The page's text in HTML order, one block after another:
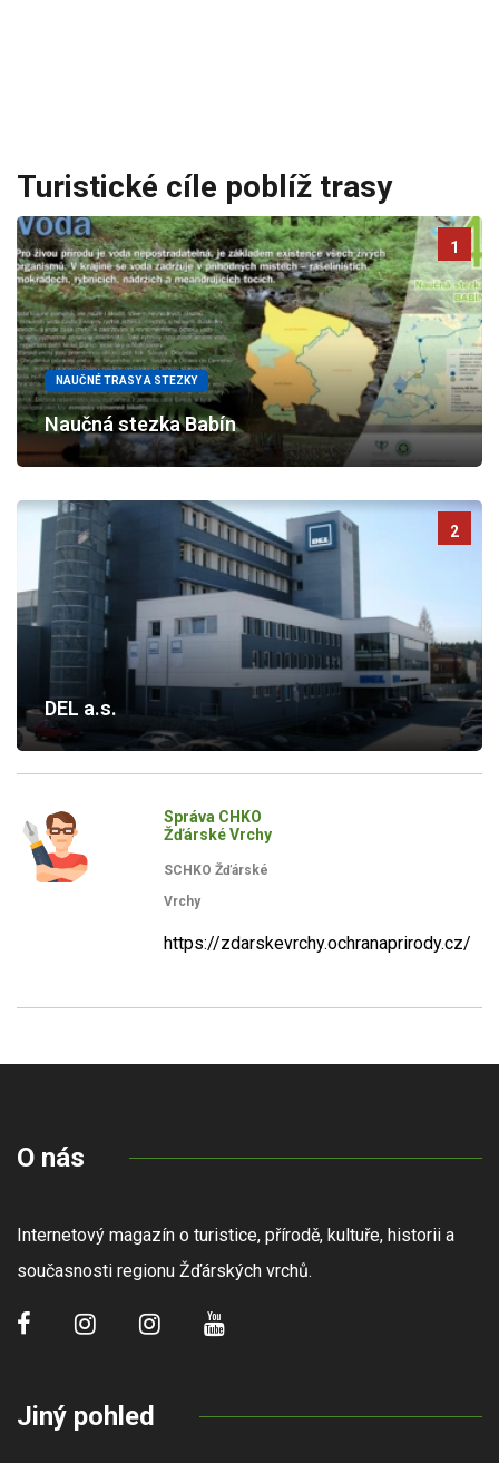
Turistické cíle poblíž trasy
1
NAUČNÉ TRASY A STEZKY
Naučná stezka Babín
2
DEL a.s.
Správa CHKO
Žďárské Vrchy
SCHKO Žďárské
Vrchy
https://zdarskevrchy.ochranaprirody.cz/
O nás
Internetový magazín o turistice, přírodě, kultuře, historii a
současnosti regionu Žďárských vrchů.
Jiný pohled